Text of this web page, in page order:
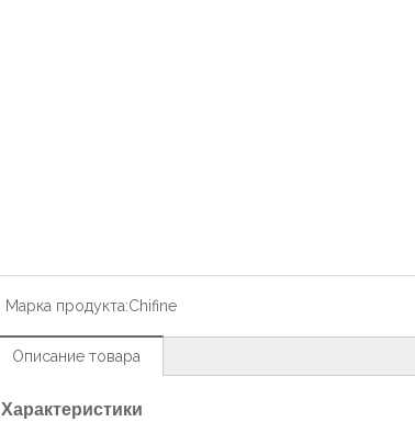
Марка продукта:Chifine
Описание товара
Характеристики